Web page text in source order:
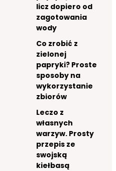
licz dopiero od
zagotowania
wody
Co zrobić z
zielonej
papryki? Proste
sposoby na
wykorzystanie
zbiorów
Leczo z
własnych
warzyw. Prosty
przepis ze
swojską
kiełbasą